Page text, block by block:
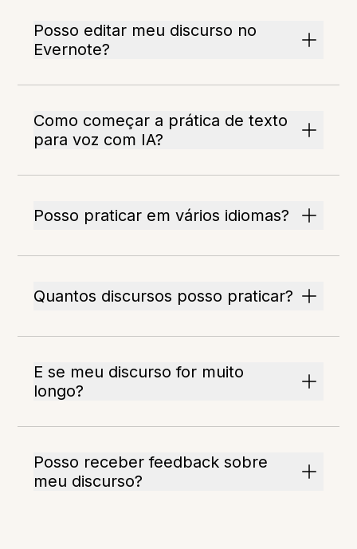
Posso editar meu discurso no
Evernote?
Como começar a prática de texto
para voz com IA?
Posso praticar em vários idiomas?
Quantos discursos posso praticar?
E se meu discurso for muito
longo?
Posso receber feedback sobre
meu discurso?